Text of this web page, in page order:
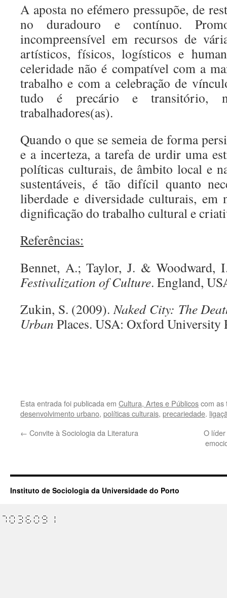
A aposta no efémero pressupõe, de
no duradouro e contínuo.
incompreensível em recursos de
artísticos, físicos, logísticos e
celeridade não é compatível com a
trabalho e com a celebração de
tudo é precário e transitório,
trabalhadores(as).
Quando o que se semeia de forma
e a incerteza, a tarefa de urdir uma
políticas culturais, de âmbito local e
sustentáveis, é tão difícil quanto
liberdade e diversidade culturais, em
dignificação do trabalho cultural e
Referências:
Bennet, A.; Taylor, J. &
Festivalization of Culture. England,
Zukin, S. (2009).Naked City: The
Urban Places. USA: Oxford University
Esta entrada foi publicada em Cultura, Artes e Públicoscom
desenvolvimento urbano, políticas culturais, precariedade.
← Convite à Sociologia da Literatura
O
Instituto de Sociologia da Universidade do Porto